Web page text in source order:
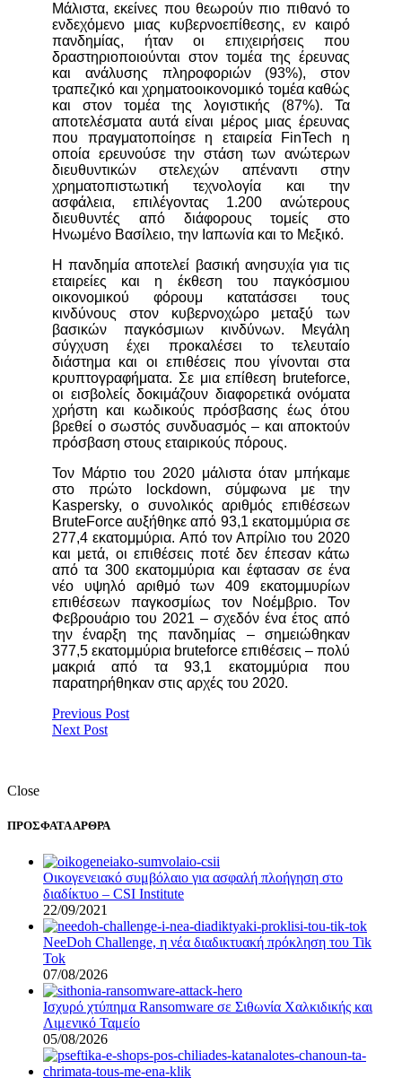
Μάλιστα, εκείνες που θεωρούν πιο πιθανό το
ενδεχόμενο μιας κυβερνοεπίθεσης, εν καιρό
πανδημίας, ήταν οι επιχειρήσεις που
δραστηριοποιούνται στον τομέα της έρευνας
και ανάλυσης πληροφοριών (93%), στον
τραπεζικό και χρηματοοικονομικό τομέα καθώς
και στον τομέα της λογιστικής (87%). Τα
αποτελέσματα αυτά είναι μέρος μιας έρευνας
που πραγματοποίησε η εταιρεία FinTech η
οποία ερευνούσε την στάση των ανώτερων
διευθυντικών στελεχών απέναντι στην
χρηματοπιστωτική τεχνολογία και την
ασφάλεια, επιλέγοντας 1.200 ανώτερους
διευθυντές από διάφορους τομείς στο
Ηνωμένο Βασίλειο, την Ιαπωνία και το Μεξικό.
Η πανδημία αποτελεί βασική ανησυχία για τις
εταιρείες και η έκθεση του παγκόσμιου
οικονομικού φόρουμ κατατάσσει τους
κινδύνους στον κυβερνοχώρο μεταξύ των
βασικών παγκόσμιων κινδύνων.
Μεγάλη
σύγχυση έχει προκαλέσει το τελευταίο
διάστημα και οι επιθέσεις που γίνονται στα
κρυπτογραφήματα. Σε μια επίθεση bruteforce,
οι εισβολείς δοκιμάζουν διαφορετικά ονόματα
χρήστη και κωδικούς πρόσβασης έως ότου
βρεθεί ο σωστός συνδυασμός – και αποκτούν
πρόσβαση στους εταιρικούς πόρους.
Τον Μάρτιο του 2020 μάλιστα όταν μπήκαμε
στο πρώτο lockdown, σύμφωνα με την
Kaspersky, ο συνολικός αριθμός επιθέσεων
BruteForce αυξήθηκε από 93,1 εκατομμύρια σε
277,4 εκατομμύρια. Από τον Απρίλιο του 2020
και μετά, οι επιθέσεις ποτέ δεν έπεσαν κάτω
από τα 300 εκατομμύρια και έφτασαν σε ένα
νέο υψηλό αριθμό των 409 εκατομμυρίων
επιθέσεων παγκοσμίως τον Νοέμβριο. Τον
Φεβρουάριο του 2021 – σχεδόν ένα έτος από
την έναρξη της πανδημίας – σημειώθηκαν
377,5 εκατομμύρια bruteforce επιθέσεις – πολύ
μακριά από τα 93,1 εκατομμύρια που
παρατηρήθηκαν στις αρχές του 2020.
Previous Post
Next Post
Close
ΠΡΟΣΦΑΤΑ ΑΡΘΡΑ
Οικογενειακό συμβόλαιο για ασφαλή πλοήγηση στο
διαδίκτυο – CSI Institute
22/09/2021
NeeDoh Challenge, η νέα διαδικτυακή πρόκληση του Tik
Tok
07/08/2026
Ισχυρό χτύπημα Ransomware σε Σιθωνία Χαλκιδικής και
Λιμενικό Ταμείο
05/08/2026